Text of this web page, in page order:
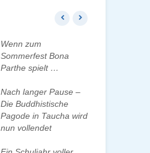
Wenn zum
Sommerfest Bona
Parthe spielt …
Nach langer Pause –
Die Buddhistische
Pagode in Taucha wird
nun vollendet